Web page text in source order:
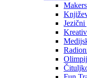
Jezični